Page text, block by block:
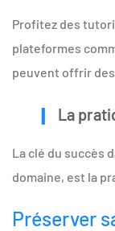
Profitez des
plateformes
peuvent offrir
La
La clé du succès
domaine, est la
Préserver